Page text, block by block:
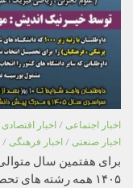
اخبار اجتماعی / اخبار اقتصادی
اخبار صنعتی / اخبار فرهنگی /
برای هفتمین سال
۱۴۰۵ همه رشته های